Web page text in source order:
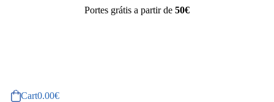
Portes grátis a partir de 50€
Cart0.00€